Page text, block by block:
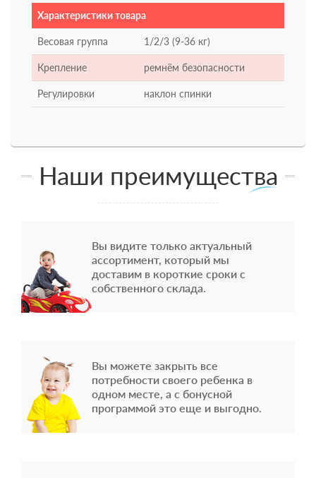
Характеристики товара
Весовая группа 1/2/3 (9-36 кг)
Крепление ремнём безопасности
Регулировки наклон спинки
Наши преимущества
Вы видите только актуальный
ассортимент, который мы
доставим в короткие сроки с
собственного склада.
Вы можете закрыть все
потребности своего ребенка в
одном месте, а с бонусной
программой это еще и выгодно.